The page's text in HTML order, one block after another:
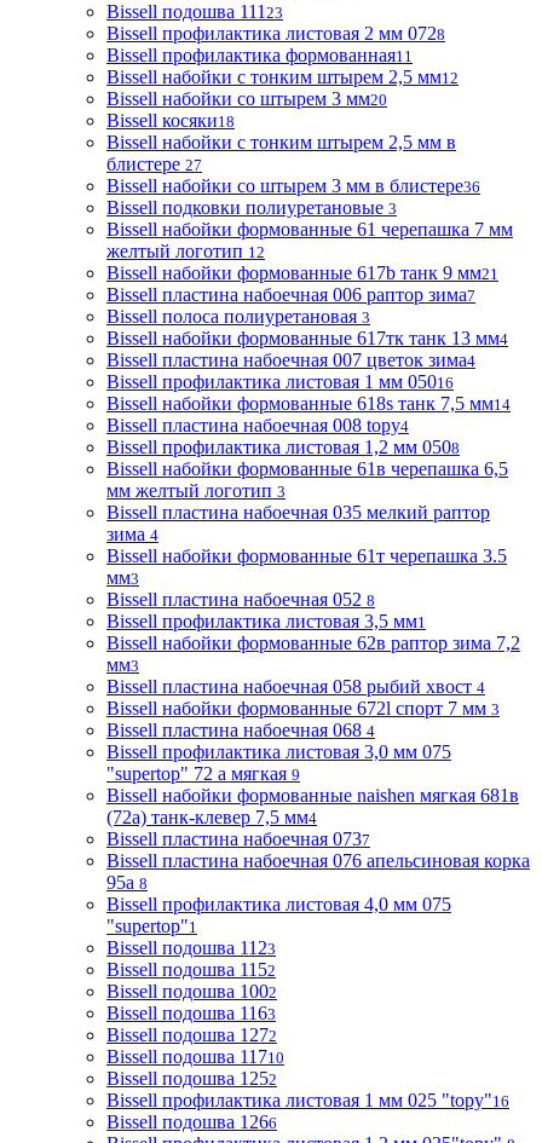
Bissell подошва 111 23
Bissell профилактика листовая 2 мм 0728
Bissell профилактика формованная11
Bissell набойки с тонким штырем 2,5 мм12
Bissell набойки со штырем 3 мм20
Bissell косяки18
Bissell набойки с тонким штырем 2,5 мм в
блистере 27
Bissell набойки со штырем 3 мм в блистере36
Bissell подковки полиуретановые 3
Bissell набойки формованные 61 черепашка 7 мм
желтый логотип 12
Bissell набойки формованные 617b танк 9 мм21
Bissell пластина набоечная 006 раптор зима7
Bissell полоса полиуретановая 3
Bissell набойки формованные 617тк танк 13 мм4
Bissell пластина набоечная 007 цветок зима4
Bissell профилактика листовая 1 мм 05016
Bissell набойки формованные 618s танк 7,5 мм14
Bissell пластина набоечная 008 topy4
Bissell профилактика листовая 1,2 мм 0508
Bissell набойки формованные 61в черепашка 6,5
мм желтый логотип 3
Bissell пластина набоечная 035 мелкий раптор
зима 4
Bissell набойки формованные 61т черепашка 3.5
мм3
Bissell пластина набоечная 052 8
Bissell профилактика листовая 3,5 мм1
Bissell набойки формованные 62в раптор зима 7,2
мм3
Bissell пластина набоечная 058 рыбий хвост 4
Bissell набойки формованные 672l спорт 7 мм 3
Bissell пластина набоечная 068 4
Bissell профилактика листовая 3,0 мм 075
"supertop" 72 а мягкая 9
Bissell набойки формованные naishen мягкая 681в
(72a) танк-клевер 7,5 мм4
Bissell пластина набоечная 0737
Bissell пластина набоечная 076 апельсиновая корка
95а 8
Bissell профилактика листовая 4,0 мм 075
"supertop"1
Bissell подошва 1123
Bissell подошва 1152
Bissell подошва 1002
Bissell подошва 1163
Bissell подошва 1272
Bissell подошва 11710
Bissell подошва 1252
Bissell профилактика листовая 1 мм 025 "topy"16
Bissell подошва 1266